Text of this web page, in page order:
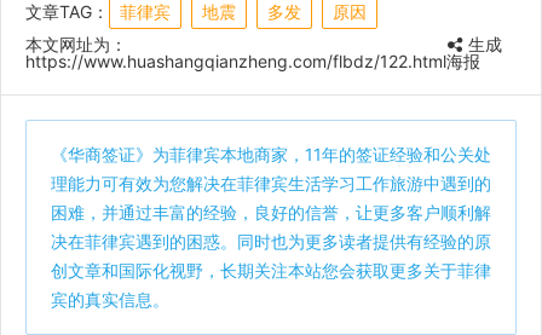
文章TAG： 菲律宾 地震 多发
原因
本文网址为：
https://www.huashangqianzheng.com/flbdz/122.html
生成
海报
《华商签证》为菲律宾本地商家，11年的签证经验和公关处
理能力可有效为您解决在菲律宾生活学习工作旅游中遇到的
困难，并通过丰富的经验，良好的信誉，让更多客户顺利解
决在菲律宾遇到的困惑。同时也为更多读者提供有经验的原
创文章和国际化视野，长期关注本站您会获取更多关于菲律
宾的真实信息。